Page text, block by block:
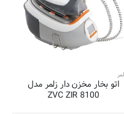
اتو بخار مخزن دار زلمر مدل
ZVC ZIR 8100